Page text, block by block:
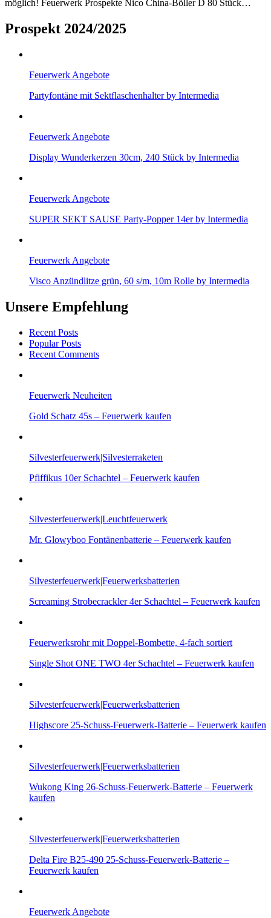
möglich! Feuerwerk Prospekte Nico China-Böller D 80 Stück…
Prospekt 2024/2025
Feuerwerk Angebote
Partyfontäne mit Sektflaschenhalter by Intermedia
Feuerwerk Angebote
Display Wunderkerzen 30cm, 240 Stück by Intermedia
Feuerwerk Angebote
SUPER SEKT SAUSE Party-Popper 14er by Intermedia
Feuerwerk Angebote
Visco Anzündlitze grün, 60 s/m, 10m Rolle by Intermedia
Unsere Empfehlung
Recent Posts
Popular Posts
Recent Comments
Feuerwerk Neuheiten
Gold Schatz 45s – Feuerwerk kaufen
Silvesterfeuerwerk|Silvesterraketen
Pfiffikus 10er Schachtel – Feuerwerk kaufen
Silvesterfeuerwerk|Leuchtfeuerwerk
Mr. Glowyboo Fontänenbatterie – Feuerwerk kaufen
Silvesterfeuerwerk|Feuerwerksbatterien
Screaming Strobecrackler 4er Schachtel – Feuerwerk kaufen
Feuerwerksrohr mit Doppel-Bombette, 4-fach sortiert
Single Shot ONE TWO 4er Schachtel – Feuerwerk kaufen
Silvesterfeuerwerk|Feuerwerksbatterien
Highscore 25-Schuss-Feuerwerk-Batterie – Feuerwerk kaufen
Silvesterfeuerwerk|Feuerwerksbatterien
Wukong King 26-Schuss-Feuerwerk-Batterie – Feuerwerk
kaufen
Silvesterfeuerwerk|Feuerwerksbatterien
Delta Fire B25-490 25-Schuss-Feuerwerk-Batterie –
Feuerwerk kaufen
Feuerwerk Angebote